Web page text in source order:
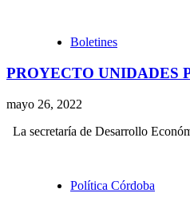
Boletines
PROYECTO UNIDADES
mayo 26, 2022
La secretaría de Desarrollo
Política Córdoba